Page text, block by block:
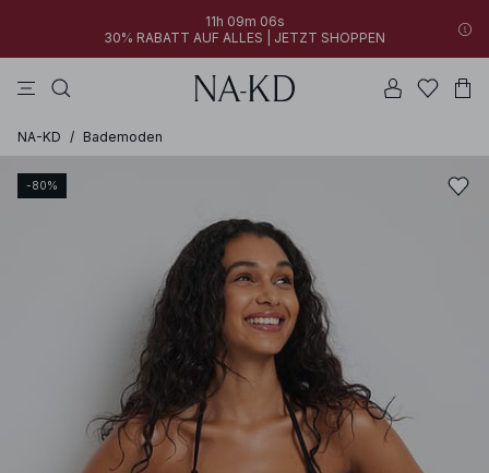
11h 09m 06s
30% RABATT AUF ALLES | JETZT SHOPPEN
NA-KD / Bademoden
-80%